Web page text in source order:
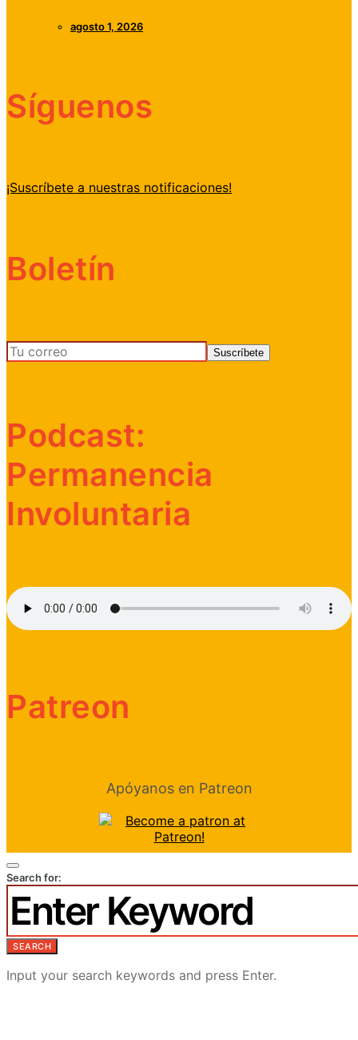
agosto 1, 2026
Síguenos
¡Suscríbete a nuestras notificaciones!
Boletín
Podcast:
Permanencia
Involuntaria
Patreon
Apóyanos en Patreon
Search for:
SEARCH
Input your search keywords and press Enter.